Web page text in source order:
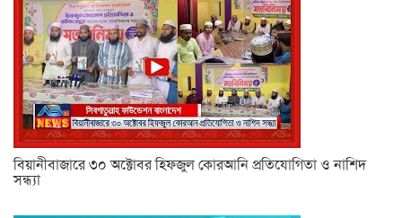
বিয়ানীবাজারে ৩০ অক্টোবর হিফজুল কোরআনি প্রতিযোগিতা ও নাশিদ
সন্ধ্যা